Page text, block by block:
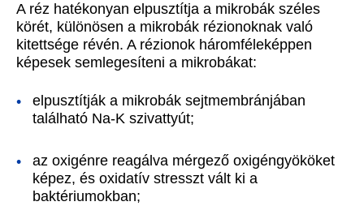
A réz hatékonyan elpusztítja a mikrobák széles
körét, különösen a mikrobák rézionoknak való
kitettsége révén. A rézionok háromféleképpen
képesek semlegesíteni a mikrobákat:
elpusztítják a mikrobák sejtmembránjában
található Na-K szivattyút;
az oxigénre reagálva mérgező oxigéngyököket
képez, és oxidatív stresszt vált ki a
baktériumokban;